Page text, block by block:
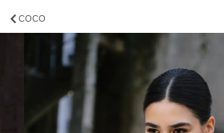
COCO